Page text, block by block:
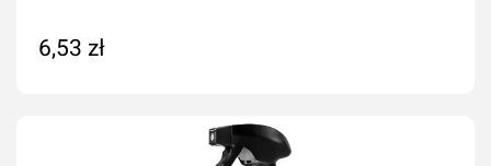
6,53 zł